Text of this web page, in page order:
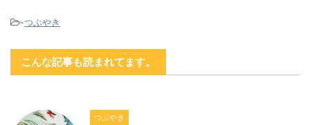
-つぶやき
こんな記事も読まれてます。
つぶやき